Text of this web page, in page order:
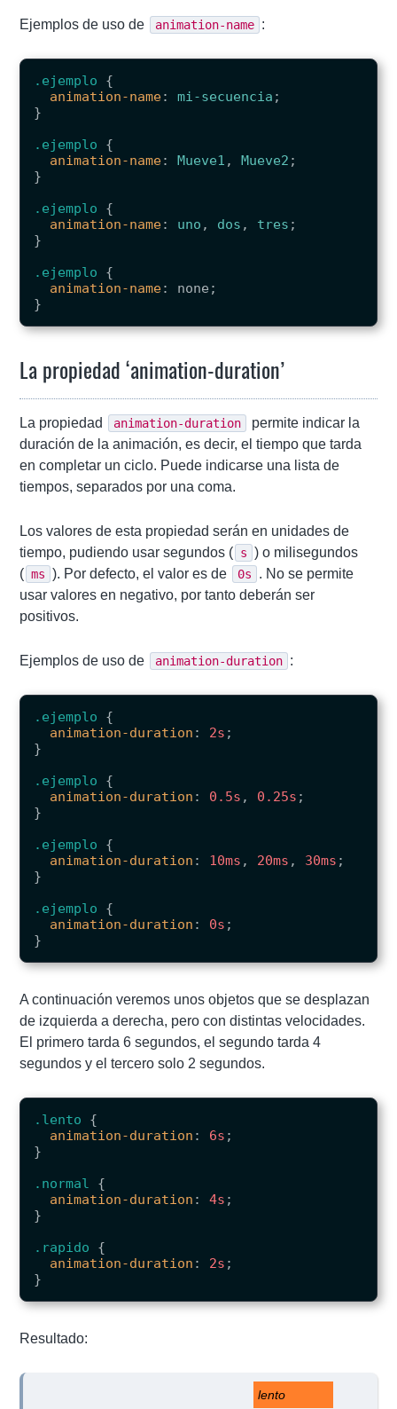
Ejemplos de uso de animation-name :
.ejemplo
{
animation-name: mi-secuencia ;
}
.ejemplo
{
animation-name: Mueve1 , Mueve2 ;
}
.ejemplo
{
animation-name: uno , dos , tres ;
}
.ejemplo
{
animation-name: none ;
}
La propiedad ‘animation-duration’
La propiedad animation-duration
permite indicar la
duración de la animación, es decir, el tiempo que tarda
en completar un ciclo. Puede indicarse una lista de
tiempos, separados por una coma.
Los valores de esta propiedad serán en unidades de
tiempo, pudiendo usar segundos ( s ) o milisegundos
( ms ). Por defecto, el valor es de 0s
. No se permite
usar valores en negativo, por tanto deberán ser
positivos.
Ejemplos de uso de animation-duration :
.ejemplo
{
animation-duration : 2s ;
}
.ejemplo
{
animation-duration : 0.5s , 0.25s ;
}
.ejemplo
{
animation-duration : 10ms , 20ms , 30ms ;
}
.ejemplo
{
animation-duration : 0s ;
}
A continuación veremos unos objetos que se desplazan
de izquierda a derecha, pero con distintas velocidades.
El primero tarda 6 segundos, el segundo tarda 4
segundos y el tercero solo 2 segundos.
.lento
{
animation-duration : 6s ;
}
.normal
{
animation-duration : 4s ;
}
.rapido
{
animation-duration : 2s ;
}
Resultado: